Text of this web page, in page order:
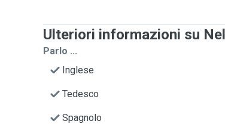
Ulteriori informazioni su
Parlo ...
Inglese
Tedesco
Spagnolo